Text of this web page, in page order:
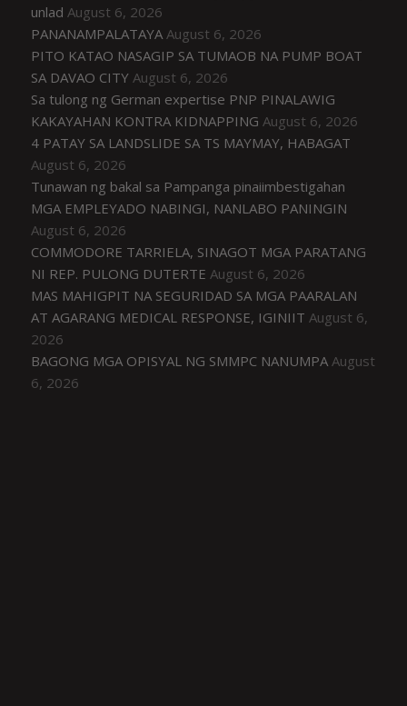
unlad August 6, 2026
PANANAMPALATAYA August 6, 2026
PITO KATAO NASAGIP SA TUMAOB NA PUMP BOAT
SA DAVAO CITY August 6, 2026
Sa tulong ng German expertise PNP PINALAWIG
KAKAYAHAN KONTRA KIDNAPPING August 6, 2026
4 PATAY SA LANDSLIDE SA TS MAYMAY, HABAGAT
August 6, 2026
Tunawan ng bakal sa Pampanga pinaiimbestigahan
MGA EMPLEYADO NABINGI, NANLABO PANINGIN
August 6, 2026
COMMODORE TARRIELA, SINAGOT MGA PARATANG
NI REP. PULONG DUTERTE August 6, 2026
MAS MAHIGPIT NA SEGURIDAD SA MGA PAARALAN
AT AGARANG MEDICAL RESPONSE, IGINIIT August 6,
2026
BAGONG MGA OPISYAL NG SMMPC NANUMPA August
6, 2026